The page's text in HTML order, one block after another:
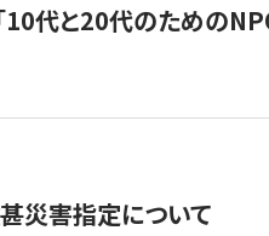
代と20代のための
災害指定について